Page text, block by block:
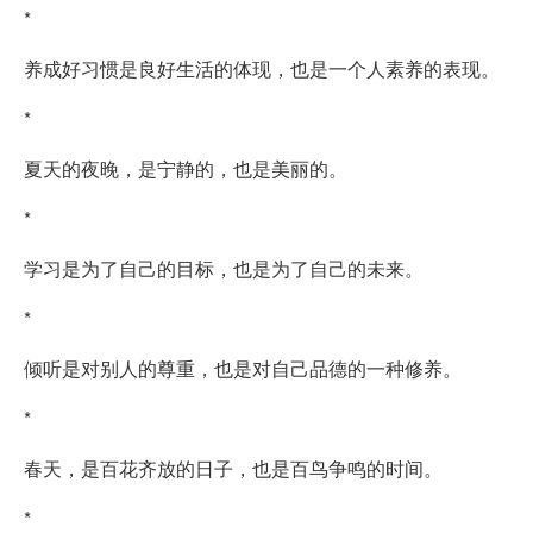
*
养成好习惯是良好生活的体现，也是一个人素养的表现。
*
夏天的夜晚，是宁静的，也是美丽的。
*
学习是为了自己的目标，也是为了自己的未来。
*
倾听是对别人的尊重，也是对自己品德的一种修养。
*
春天，是百花齐放的日子，也是百鸟争鸣的时间。
*